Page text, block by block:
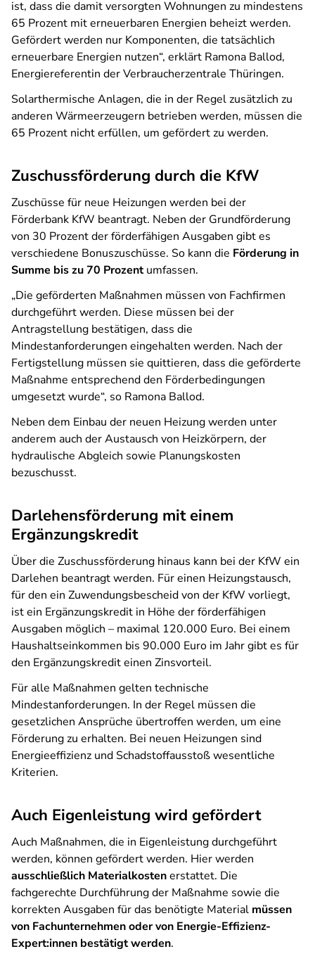
ist, dass die damit versorgten Wohnungen zu mindestens
65 Prozent mit erneuerbaren Energien beheizt werden.
Gefördert werden nur Komponenten, die tatsächlich
erneuerbare Energien nutzen“, erklärt Ramona Ballod,
Energiereferentin der Verbraucherzentrale Thüringen.
Solarthermische Anlagen, die in der Regel zusätzlich zu
anderen Wärmeerzeugern betrieben werden, müssen die
65 Prozent nicht erfüllen, um gefördert zu werden.
Zuschussförderung durch die KfW
Zuschüsse für neue Heizungen werden bei der
Förderbank KfW beantragt. Neben der Grundförderung
von 30 Prozent der förderfähigen Ausgaben gibt es
verschiedene Bonuszuschüsse. So kann die Förderung in
Summe bis zu 70 Prozentumfassen.
„Die geförderten Maßnahmen müssen von Fachfirmen
durchgeführt werden. Diese müssen bei der
Antragstellung bestätigen, dass die
Mindestanforderungen eingehalten werden. Nach der
Fertigstellung müssen sie quittieren, dass die geförderte
Maßnahme entsprechend den Förderbedingungen
umgesetzt wurde“, so Ramona Ballod.
Neben dem Einbau der neuen Heizung werden unter
anderem auch der Austausch von Heizkörpern, der
hydraulische Abgleich sowie Planungskosten
bezuschusst.
Darlehensförderung mit einem
Ergänzungskredit
Über die Zuschussförderung hinaus kann bei der KfW ein
Darlehen beantragt werden. Für einen Heizungstausch,
für den ein Zuwendungsbescheid von der KfW vorliegt,
ist ein Ergänzungskredit in Höhe der förderfähigen
Ausgaben möglich – maximal 120.000 Euro. Bei einem
Haushaltseinkommen bis 90.000 Euro im Jahr gibt es für
den Ergänzungskredit einen Zinsvorteil.
Für alle Maßnahmen gelten technische
Mindestanforderungen. In der Regel müssen die
gesetzlichen Ansprüche übertroffen werden, um eine
Förderung zu erhalten. Bei neuen Heizungen sind
Energieeffizienz und Schadstoffausstoß wesentliche
Kriterien.
Auch Eigenleistung wird gefördert
Auch Maßnahmen, die in Eigenleistung durchgeführt
werden, können gefördert werden. Hier werden
ausschließlich Materialkostenerstattet. Die
fachgerechte Durchführung der Maßnahme sowie die
korrekten Ausgaben für das benötigte Material müssen
von Fachunternehmen oder von Energie-Effizienz-
Expert:innen bestätigt werden.